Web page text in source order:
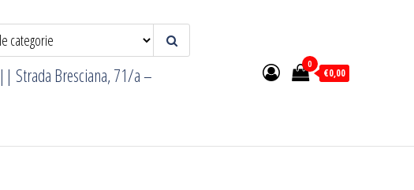
|| Strada Bresciana, 71/a –
0
€0,00